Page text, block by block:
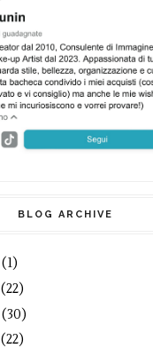
BLOG ARCHIVE
(1)
(22)
(30)
(22)